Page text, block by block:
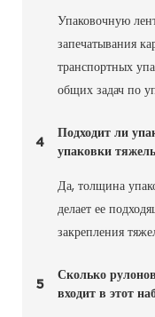
Упаковочную
запечатывания
транспортных
общих задач по
4
Подходит ли
упаковки
Да, толщина
делает ее
закрепления
5
Сколько
входит в этот